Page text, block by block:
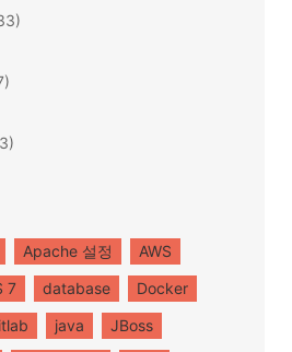
Apache 설정
AWS
7 database
Docker
java
JBoss